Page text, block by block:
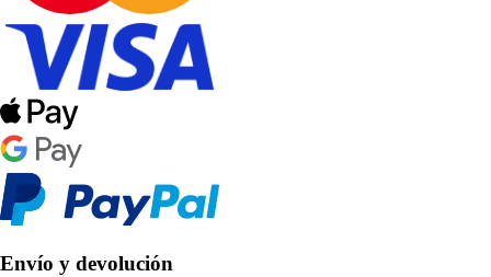
Envío y devolución